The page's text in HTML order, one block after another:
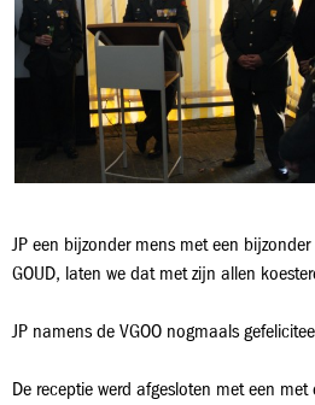
JP een bijzonder mens met een
GOUD, laten we dat met zijn allen
JP namens de VGOO nogmaals
De receptie werd afgesloten met een met